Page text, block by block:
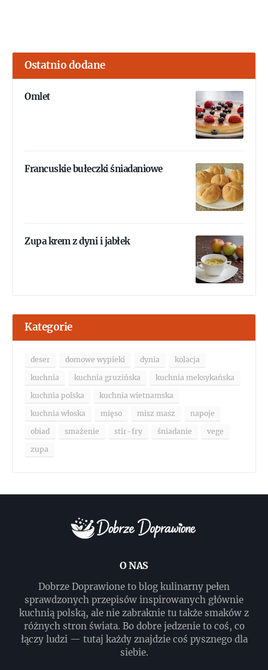
Ostatnio dodane
Omlet
Francuskie bułeczki śniadaniowe
Zupa krem z dyni i jabłek
Kategorie
deser domowe wypieki dynia
kolacja
kuchnia
kuchnia gruzińska
kuchnia meksykańska
kuchnia polska
kuchnia wietnamska
kuchnia włoska
mięso misz masz
napoje
obiad
smażenie stir-fry śniadanie
vege
zupa
O NAS
Dobrze Doprawione to blog kulinarny pełen
sprawdzonych przepisów inspirowanych głównie
kuchnią polską, ale nie zabraknie tu także smaków z
różnych stron świata. Bo dobre jedzenie to coś, co
łączy ludzi — tutaj każdy znajdzie coś pysznego dla
siebie.